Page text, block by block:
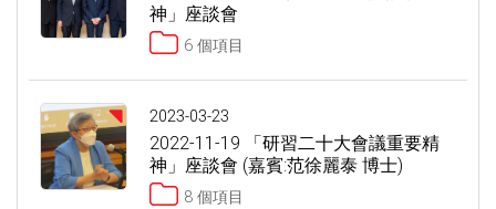
神」座談會
6 個項目
2023-03-23
2022-11-19 「研習二十大會議重要精
神」座談會 (嘉賓:范徐麗泰 博士)
8 個項目